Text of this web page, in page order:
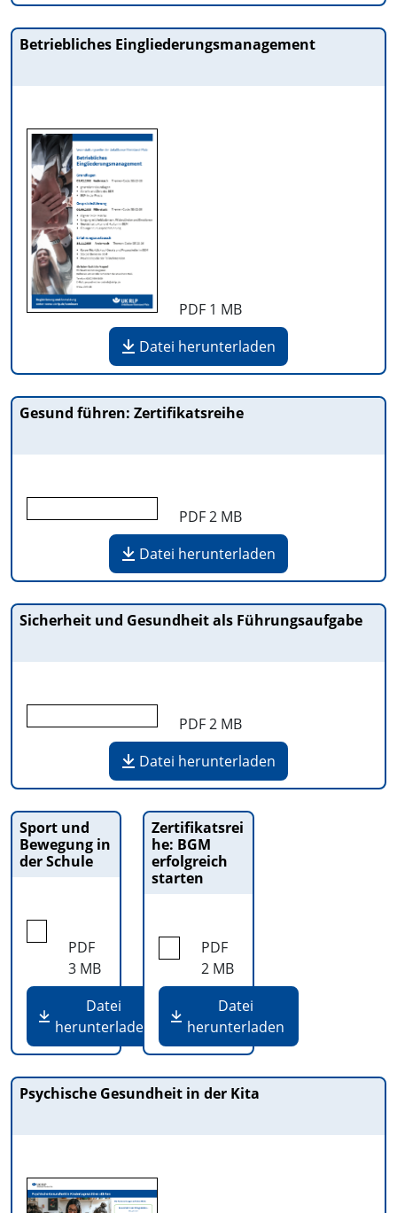
Betriebliches Eingliederungsmanagement
PDF 1 MB
Datei herunterladen
Gesund führen: Zertifikatsreihe
PDF2 MB
Datei herunterladen
Sicherheit und Gesundheit als Führungsaufgabe
PDF2 MB
Datei herunterladen
Sport und
Bewegung in
der Schule
PDF
3 MB
Datei
herunterladen
Zertifikatsrei
he: BGM
erfolgreich
starten
PDF
2 MB
Datei
herunterladen
Psychische Gesundheit in der Kita